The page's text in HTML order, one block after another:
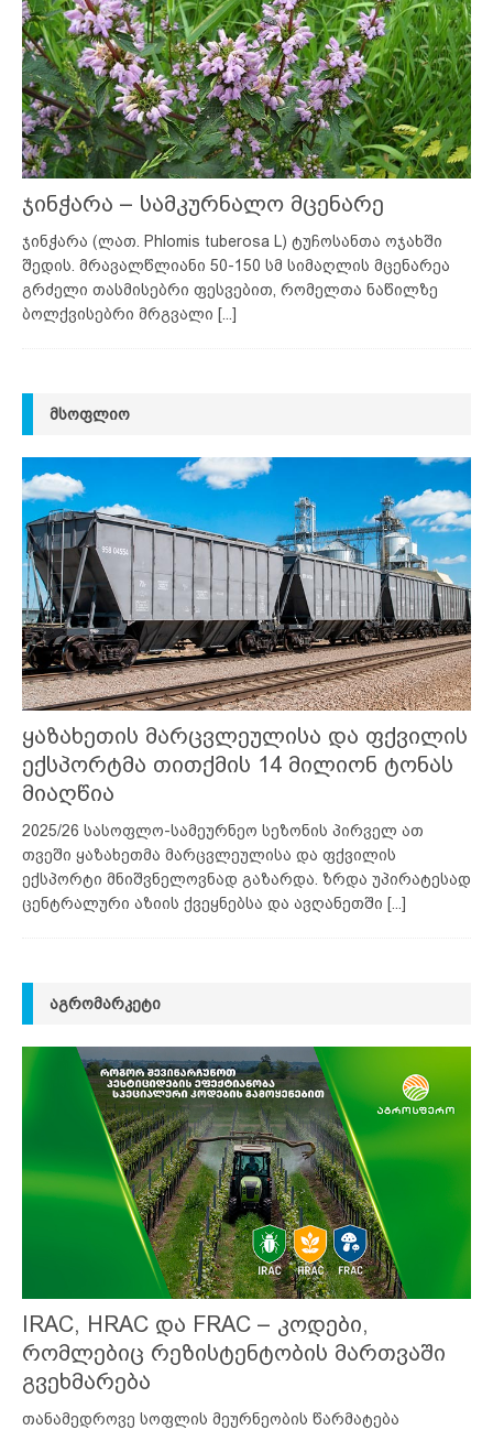
ჯინჭარა – სამკურნალო მცენარე
ჯინჭარა (ლათ. Phlomis tuberosa L) ტუჩოსანთა ოჯახში
შედის. მრავალწლიანი 50-150 სმ სიმაღლის მცენარეა
გრძელი თასმისებრი ფესვებით, რომელთა ნაწილზე
ბოლქვისებრი მრგვალი [...]
ᲛᲡᲝᲤᲚᲘᲝ
ყაზახეთის მარცვლეულისა და ფქვილის
ექსპორტმა თითქმის 14 მილიონ ტონას
მიაღწია
2025/26 სასოფლო-სამეურნეო სეზონის პირველ ათ
თვეში ყაზახეთმა მარცვლეულისა და ფქვილის
ექსპორტი მნიშვნელოვნად გაზარდა. ზრდა უპირატესად
ცენტრალური აზიის ქვეყნებსა და ავღანეთში [...]
ᲐᲒᲠᲝᲛᲐᲠᲙᲔᲢᲘ
IRAC, HRAC და FRAC – კოდები,
რომლებიც რეზისტენტობის მართვაში
გვეხმარება
თანამედროვე სოფლის მეურნეობის წარმატება